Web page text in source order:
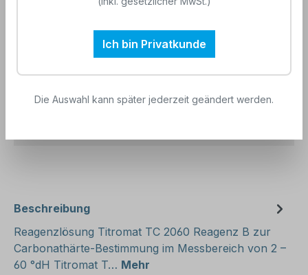
Titromat KH
Gefahrgut. Bitte unbedingt das
Beschreibung
Reagenzlösung Titromat TC 2060 Reagenz B zur
Carbonathärte-Bestimmung im Messbereich von 2 –
60 °dH Titromat T… Mehr
Ich bin Privatkunde
Die Auswahl kann später jederzeit geändert werden.